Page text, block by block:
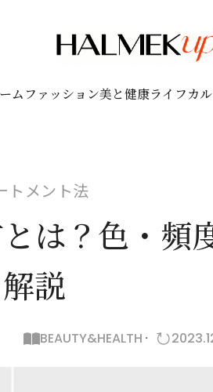
ム ファッション美と健康ライフカ
トメント法
は？色・頻
説
BEAUTY&HEALTH